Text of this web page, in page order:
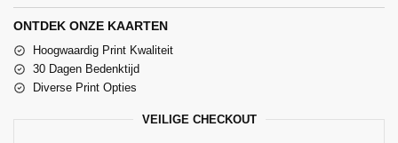
ONTDEK ONZE KAARTEN
Hoogwaardig Print Kwaliteit
30 Dagen Bedenktijd
Diverse Print Opties
VEILIGE CHECKOUT